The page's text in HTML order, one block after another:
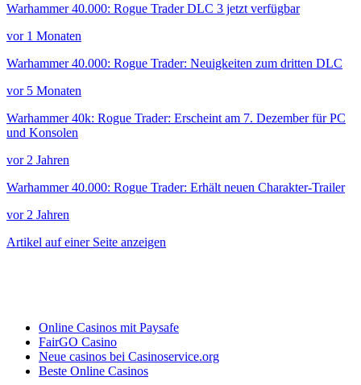
Warhammer 40.000: Rogue Trader DLC 3 jetzt verfügbar
vor 1 Monaten
Warhammer 40.000: Rogue Trader: Neuigkeiten zum dritten DLC
vor 5 Monaten
Warhammer 40k: Rogue Trader: Erscheint am 7. Dezember für PC
und Konsolen
vor 2 Jahren
Warhammer 40.000: Rogue Trader: Erhält neuen Charakter-Trailer
vor 2 Jahren
Artikel auf einer Seite anzeigen
Online Casinos mit Paysafe
FairGO Casino
Neue casinos bei Casinoservice.org
Beste Online Casinos